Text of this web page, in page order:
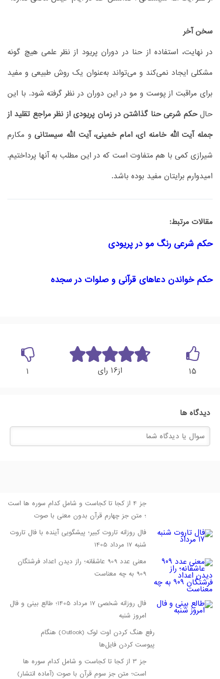
سخن آخر
در نهایت، استفاده از حنا در دوران پریود از نظر علمی هیچ‌ گونه
مشکلی ایجاد نمی‌کند و می‌تواند به‌عنوان یک روش طبیعی و مفید
برای مراقبت از پوست و مو در این دوران در نظر گرفته شود. با این
حالحکم شرعی حنا گذاشتن در زمان پریودی از نظر مراجع تقلید از
جمله آیت الله خامنه ای، امام خمینی، آیت الله سیستانیو مکارم
شیرازی کمی با هم متفاوت است که در این مطلب به آنها پرداختیم.
امیدوارم برایتان مفید بوده باشد.
مقالات مرتبط:
حکم شرعی رنگ مو در پریودی
حکم خواندن دعاهای قرآنی و صلوات در سجده
از16 رای 15
1
دیدگاه ها
جز 4 از کجا تا کجاست و شامل کدام سوره ها است
؛ متن جز چهارم قرآن بدون معنی با صوت
فال روزانه تاروت کبیر؛ پیشگویی آینده با فال تاروت
شنبه 17 مرداد 1405
معنی عدد 909 عاشقانه؛ راز دیدن اعداد فرشتگان
909 به چه معناست
فال روزانه شخصی 17 مرداد 1405؛ طالع بینی و فال
امروز شنبه
رفع هنگ کردن اوت لوک (Outlook) هنگام
پیوست کردن فایل‌ها
جز 3 از کجا تا کجاست و شامل کدام سوره ها
است؛ متن جز سوم قرآن با صوت (آماده انتشار)